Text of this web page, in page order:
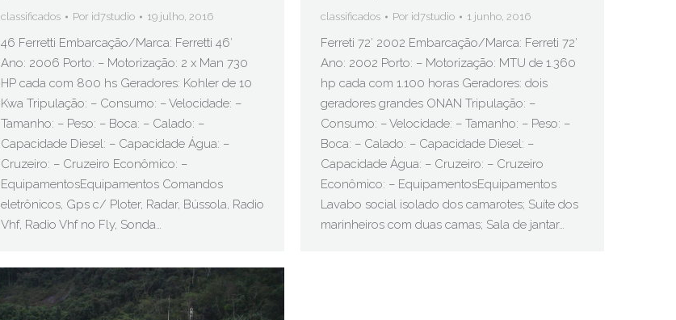
classificados Por id7studio 19 julho, 2016
46 Ferretti Embarcação/Marca: Ferretti 46′
Ano: 2006 Porto: – Motorização: 2 x Man 730
HP cada com 800 hs Geradores: Kohler de 10
Kwa Tripulação: – Consumo: – Velocidade: –
Tamanho: – Peso: – Boca: – Calado: –
Capacidade Diesel: – Capacidade Água: –
Cruzeiro: – Cruzeiro Econômico: –
EquipamentosEquipamentos Comandos
eletrônicos, Gps c/ Ploter, Radar, Bússola, Radio
Vhf, Radio Vhf no Fly, Sonda…
classificados Por id7studio 1 junho, 2016
Ferreti 72′ 2002 Embarcação/Marca: Ferreti 72′
Ano: 2002 Porto: – Motorização: MTU de 1.360
hp cada com 1.100 horas Geradores: dois
geradores grandes ONAN Tripulação: –
Consumo: – Velocidade: – Tamanho: – Peso: –
Boca: – Calado: – Capacidade Diesel: –
Capacidade Água: – Cruzeiro: – Cruzeiro
Econômico: – EquipamentosEquipamentos
Lavabo social isolado dos camarotes; Suíte dos
marinheiros com duas camas; Sala de jantar…